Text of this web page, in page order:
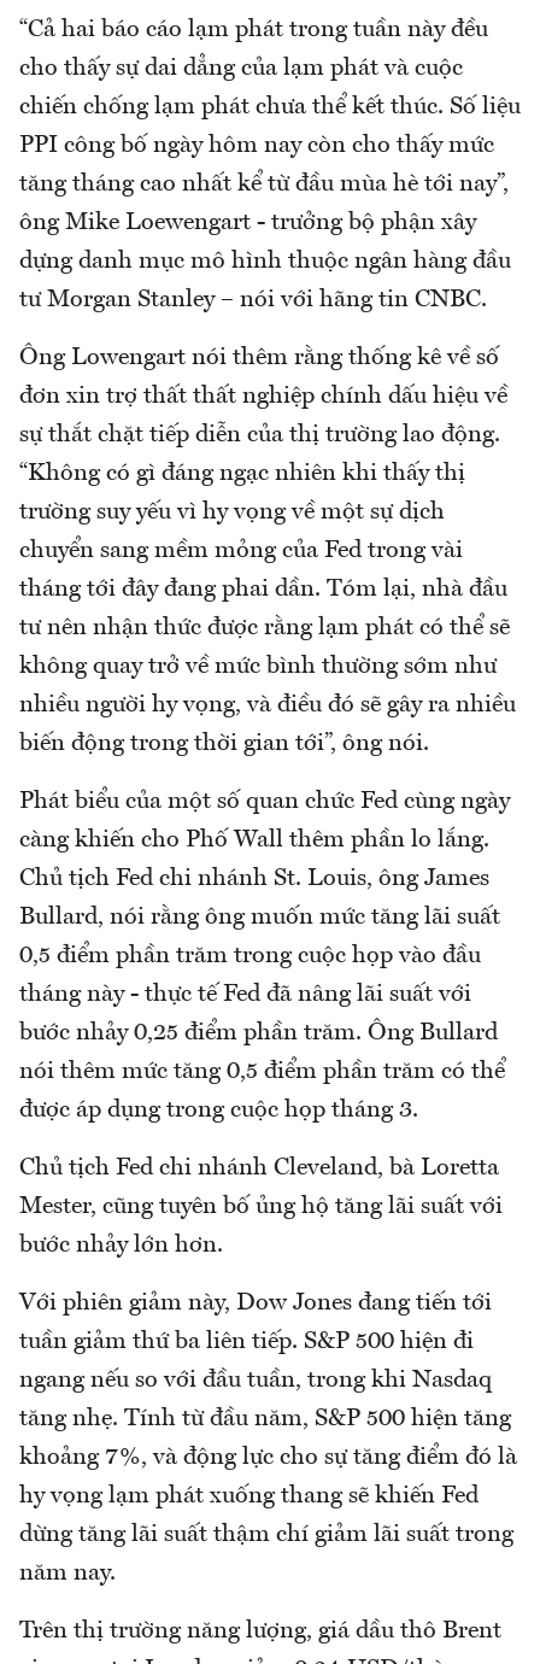
“Cả hai báo cáo lạm phát trong tuần này đều
cho thấy sự dai dẳng của lạm phát và cuộc
chiến chống lạm phát chưa thể kết thúc. Số liệu
PPI công bố ngày hôm nay còn cho thấy mức
tăng tháng cao nhất kể từ đầu mùa hè tới nay”,
ông Mike Loewengart - trưởng bộ phận xây
dựng danh mục mô hình thuộc ngân hàng đầu
tư Morgan Stanley – nói với hãng tin CNBC.
Ông Lowengart nói thêm rằng thống kê về số
đơn xin trợ thất thất nghiệp chính dấu hiệu về
sự thắt chặt tiếp diễn của thị trường lao động.
“Không có gì đáng ngạc nhiên khi thấy thị
trường suy yếu vì hy vọng về một sự dịch
chuyển sang mềm mỏng của Fed trong vài
tháng tới đây đang phai dần. Tóm lại, nhà đầu
tư nên nhận thức được rằng lạm phát có thể sẽ
không quay trở về mức bình thường sớm như
nhiều người hy vọng, và điều đó sẽ gây ra nhiều
biến động trong thời gian tới”, ông nói.
Phát biểu của một số quan chức Fed cùng ngày
càng khiến cho Phố Wall thêm phần lo lắng.
Chủ tịch Fed chi nhánh St. Louis, ông James
Bullard, nói rằng ông muốn mức tăng lãi suất
0,5 điểm phần trăm trong cuộc họp vào đầu
tháng này - thực tế Fed đã nâng lãi suất với
bước nhảy 0,25 điểm phần trăm. Ông Bullard
nói thêm mức tăng 0,5 điểm phần trăm có thể
được áp dụng trong cuộc họp tháng 3.
Chủ tịch Fed chi nhánh Cleveland, bà Loretta
Mester, cũng tuyên bố ủng hộ tăng lãi suất với
bước nhảy lớn hơn.
Với phiên giảm này, Dow Jones đang tiến tới
tuần giảm thứ ba liên tiếp. S&P 500 hiện đi
ngang nếu so với đầu tuần, trong khi Nasdaq
tăng nhẹ. Tính từ đầu năm, S&P 500 hiện tăng
khoảng 7%, và động lực cho sự tăng điểm đó là
hy vọng lạm phát xuống thang sẽ khiến Fed
dừng tăng lãi suất thậm chí giảm lãi suất trong
năm nay.
Trên thị trường năng lượng, giá dầu thô Brent